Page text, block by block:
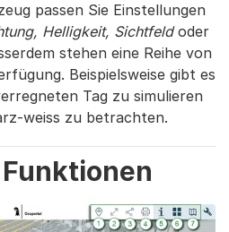
passen Sie Einstellungen
Helligkeit, Sichtfeldoder
stehen eine Reihe von
Beispielsweise gibt es
Tag zu simulieren
weiss zu betrachten.